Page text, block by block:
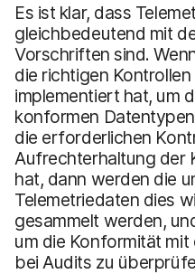
Es ist klar, dass
gleichbedeutend mit
Vorschriften sind.
die richtigen Kontrollen
implementiert hat, um
konformen
die erforderlichen
Aufrechterhaltung der
hat, dann werden die
Telemetriedaten dies
gesammelt werden,
um die Konformität
bei Audits zu